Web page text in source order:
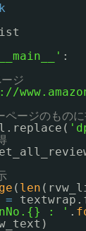
:
ジ
ージのもの
( len
=
: ' .